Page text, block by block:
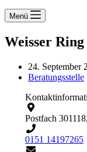
Menü
Weisser
24. September
Beratungsstelle
Postfach
0151 14197265